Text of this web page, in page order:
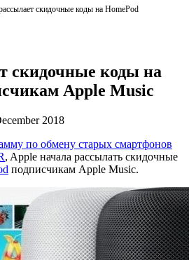
скидочные коды на HomePod
скидочные коды на
Apple Music
2018
по обмену старых смартфонов
, Apple начала рассылать скидочные
подписчикам Apple Music.